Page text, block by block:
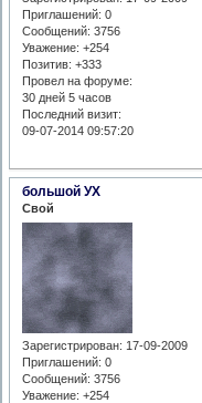
Приглашений: 0
Сообщений: 3756
Уважение: +254
Позитив: +333
Провел на форуме:
30 дней 5 часов
Последний визит:
09-07-2014 09:57:20
большой УХ
Свой
Зарегистрирован: 17-09-2009
Приглашений: 0
Сообщений: 3756
Уважение: +254